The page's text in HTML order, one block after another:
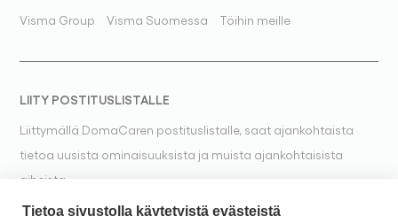
Visma Group Visma Suomessa Töihin meille
LIITY POSTITUSLISTALLE
Liittymällä DomaCaren postituslistalle, saat ajankohtaista
tietoa uusista ominaisuuksista ja muista ajankohtaisista
aiheista.
Tietoa sivustolla käytetyistä evästeistä